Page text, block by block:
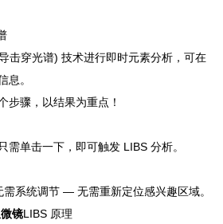
击穿光谱) 技术进行即时元素分析，可在
息。
步骤，以结果为重点！
需单击一下，即可触发 LIBS 分析。
系统调节 — 无需重新定位感兴趣区域。
镜LIBS 原理